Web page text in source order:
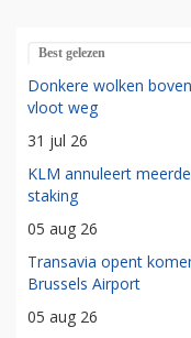
Best gelezen
Donkere wolken
vloot weg
31 jul 26
KLM annuleert
staking
05 aug 26
Transavia opent
Brussels Airport
05 aug 26